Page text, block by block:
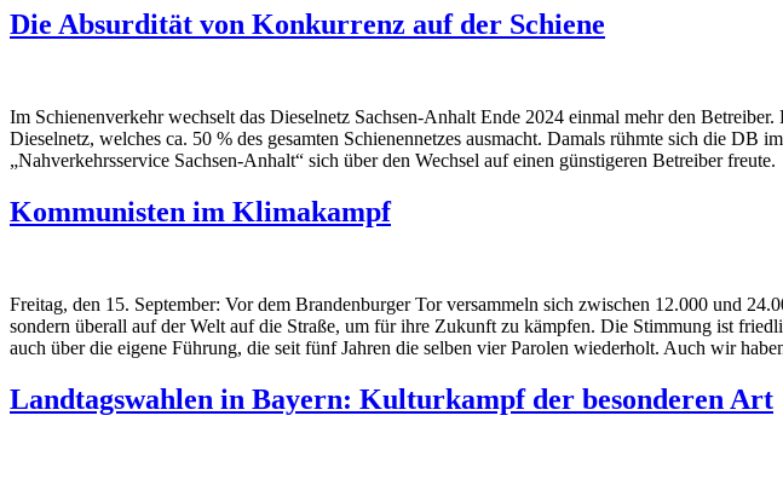
Die Absurdität von Konkurrenz auf der Schiene
Im Schienenverkehr wechselt das Dieselnetz Sachsen-Anhalt Ende 2024 einmal mehr den
Dieselnetz, welches ca. 50 % des gesamten Schienennetzes ausmacht. Damals rühmte sich die
„Nahverkehrsservice Sachsen-Anhalt“ sich über den Wechsel auf einen günstigeren Betreiber freute.
Kommunisten im Klimakampf
Freitag, den 15. September: Vor dem Brandenburger Tor versammeln sich zwischen 12.000 und
sondern überall auf der Welt auf die Straße, um für ihre Zukunft zu kämpfen. Die Stimmung ist
auch über die eigene Führung, die seit fünf Jahren die selben vier Parolen wiederholt. Auch wir
Landtagswahlen in Bayern: Kulturkampf der besonderen Art